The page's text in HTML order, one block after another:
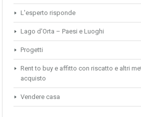
L'esperto risponde
Lago d'Orta – Paesi e Luoghi
Progetti
Rent to buy e affitto con riscatto e altri
acquisto
Vendere casa